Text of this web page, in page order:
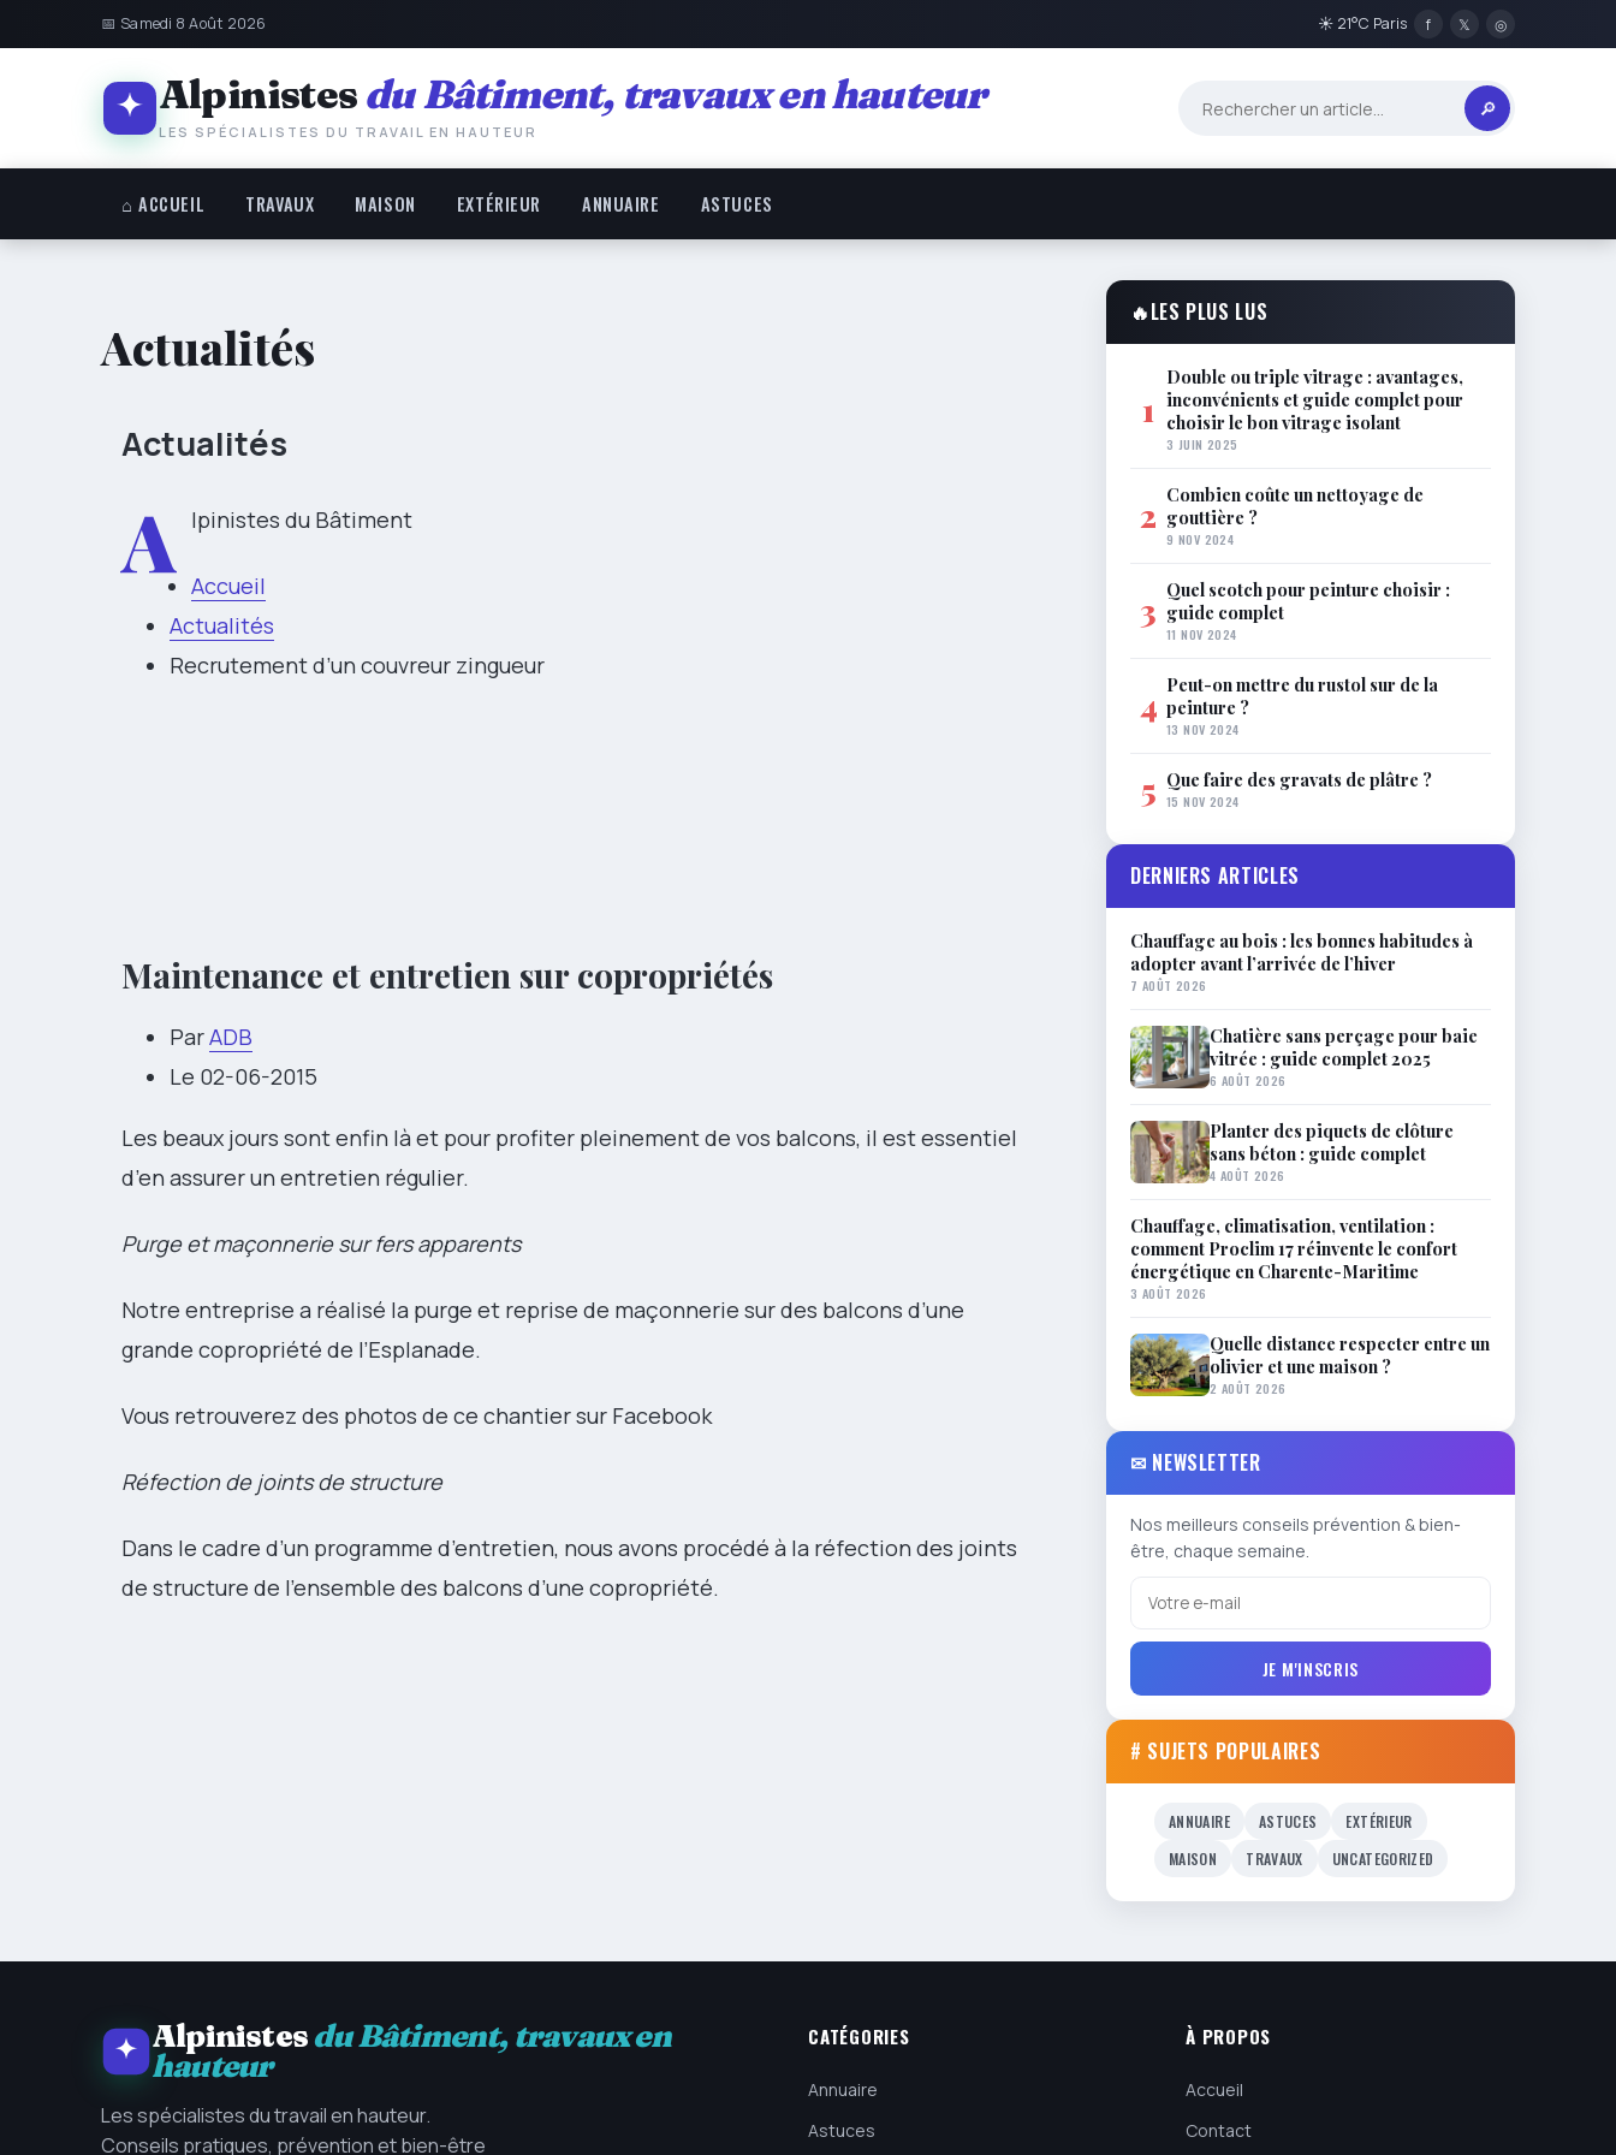
📅 Samedi 8 Août 2026 ☀ 21°C Paris f 𝕏 ◎
Alpinistes du Bâtiment, travaux en hauteur
LES SPÉCIALISTES DU TRAVAIL EN HAUTEUR
🔎
⌂ ACCUEIL TRAVAUX MAISON EXTÉRIEUR ANNUAIRE ASTUCES
Actualités
Actualités
A lpinistes du Bâtiment
Accueil
Actualités
Recrutement d’un couvreur zingueur
Maintenance et entretien sur copropriétés
ParADB
Le 02-06-2015
Les beaux jours sont enfin là et pour profiter pleinement de vos balcons, il est essentiel
d’en assurer un entretien régulier.
Purge et maçonnerie sur fers apparents
Notre entreprise a réalisé la purge et reprise de maçonnerie sur des balcons d’une
grande copropriété de l’Esplanade.
Vous retrouverez des photos de ce chantier sur Facebook
Réfection de joints de structure
Dans le cadre d’un programme d’entretien, nous avons procédé à la réfection des joints
de structure de l’ensemble des balcons d’une copropriété.
🔥LES PLUS LUS
1
Double ou triple vitrage : avantages,
inconvénients et guide complet pour
choisir le bon vitrage isolant
3 JUIN 2025
2 Combien coûte un nettoyage de
gouttière ?
9 NOV 2024
3 Quel scotch pour peinture choisir :
guide complet
11 NOV 2024
4 Peut-on mettre du rustol sur de la
peinture ?
13 NOV 2024
5 Que faire des gravats de plâtre ?
15 NOV 2024
DERNIERS ARTICLES
Chauffage au bois : les bonnes habitudes à
adopter avant l’arrivée de l’hiver
7 AOÛT 2026
Chatière sans perçage pour baie
vitrée : guide complet 2025
6 AOÛT 2026
Planter des piquets de clôture
sans béton : guide complet
4 AOÛT 2026
Chauffage, climatisation, ventilation :
comment Proclim 17 réinvente le confort
énergétique en Charente-Maritime
3 AOÛT 2026
Quelle distance respecter entre un
olivier et une maison ?
2 AOÛT 2026
✉ NEWSLETTER
Nos meilleurs conseils prévention & bien-
être, chaque semaine.
JE M'INSCRIS
# SUJETS POPULAIRES
ANNUAIRE ASTUCES
EXTÉRIEUR
MAISON
TRAVAUX UNCATEGORIZED
Alpinistesdu Bâtiment, travaux en
hauteur
Les spécialistes du travail en hauteur.
Conseils pratiques, prévention et bien-être
CATÉGORIES
Annuaire
Astuces
À PROPOS
Accueil
Contact